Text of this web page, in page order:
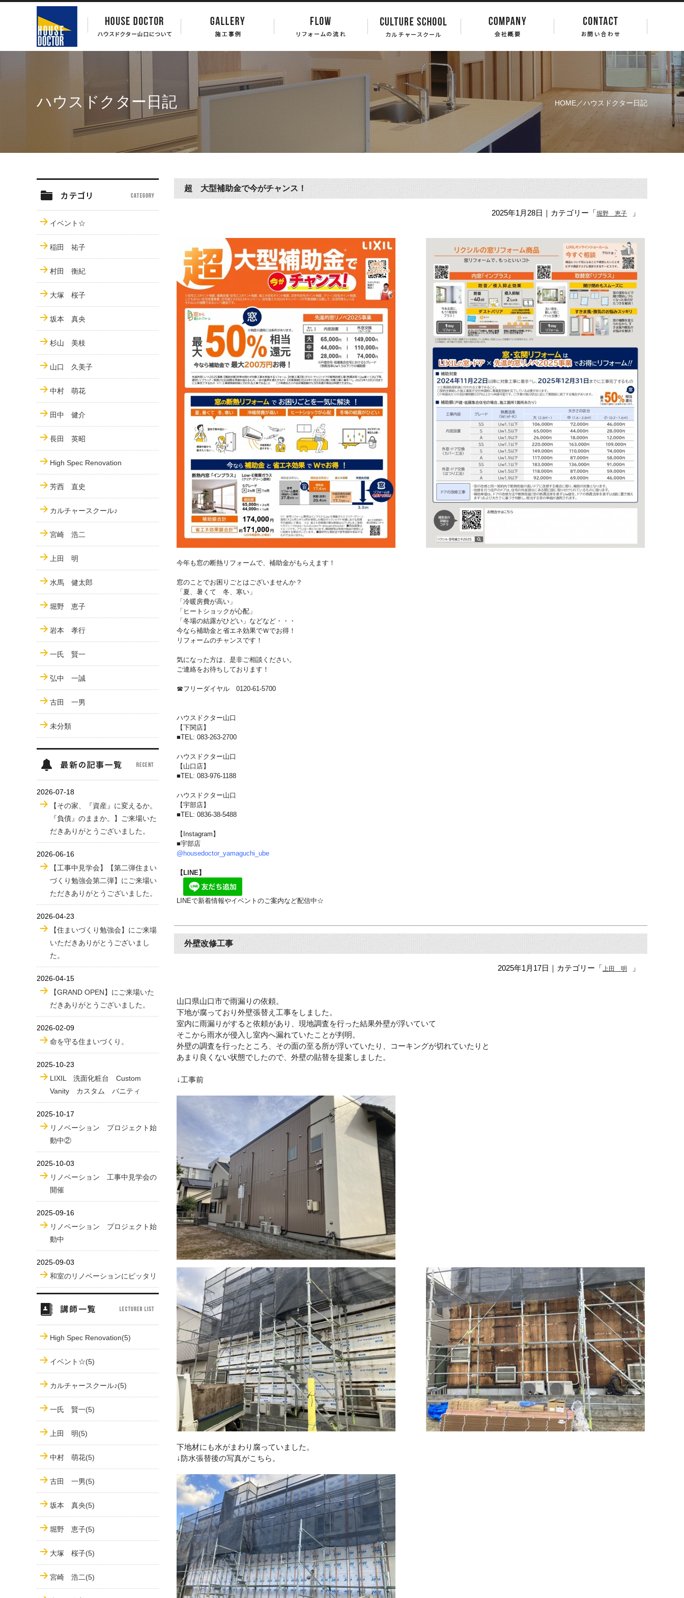
ハウスドクター日記 HOME／ハウスドクター日記
超 大型補助金で今がチャンス！
2025年1月28日 ｜カテゴリー「堀野 恵子 」
今年も窓の断熱リフォームで、補助金がもらえます！
窓のことでお困りごとはございませんか？
「夏、暑くて 冬、寒い」
「冷暖房費が高い」
「ヒートショックが心配」
「冬場の結露がひどい」などなど・・・
今なら補助金と省エネ効果でＷでお得！
リフォームのチャンスです！
気になった方は、是非ご相談ください。
ご連絡をお待ちしております！
☎フリーダイヤル 0120-61-5700
ハウスドクター山口
【下関店】
■TEL: 083-263-2700
ハウスドクター山口
【山口店】
■TEL: 083-976-1188
ハウスドクター山口
【宇部店】
■TEL: 0836-38-5488
【Instagram】
■宇部店
@housedoctor_yamaguchi_ube
【LINE】
LINEで新着情報やイベントのご案内など配信中☆
外壁改修工事
2025年1月17日 ｜カテゴリー「上田 明 」
山口県山口市で雨漏りの依頼。
下地が腐っており外壁張替え工事をしました。
室内に雨漏りがすると依頼があり、現地調査を行った結果外壁が浮いていて
そこから雨水が侵入し室内へ漏れていたことが判明。
外壁の調査を行ったところ、その面の至る所が浮いていたり、コーキングが切れていたりと
あまり良くない状態でしたので、外壁の貼替を提案しました。
↓工事前
下地材にも水がまわり腐っていました。
↓防水張替後の写真がこちら。
イベント☆
稲田 祐子
村田 衡紀
大塚 桜子
坂本 真央
杉山 美枝
山口 久美子
中村 萌花
田中 健介
長田 英昭
High Spec Renovation
芳西 直史
カルチャースクール♪
宮崎 浩二
上田 明
水馬 健太郎
堀野 恵子
岩本 孝行
一氏 賢一
弘中 一誠
古田 一男
未分類
2026-07-18
【その家、『資産』に変えるか。
『負債』のままか。】ご来場いた
だきありがとうございました。
2026-06-16
【工事中見学会】【第二弾住まい
づくり勉強会第二弾】にご来場い
ただきありがとうございました。
2026-04-23
【住まいづくり勉強会】にご来場
いただきありがとうございまし
た。
2026-04-15
【GRAND OPEN】にご来場いた
だきありがとうございました。
2026-02-09
命を守る住まいづくり。
2025-10-23
LIXIL 洗面化粧台 Custom
Vanity カスタム バニティ
2025-10-17
リノベーション プロジェクト始
動中②
2025-10-03
リノベーション 工事中見学会の
開催
2025-09-16
リノベーション プロジェクト始
動中
2025-09-03
和室のリノベーションにピッタリ
High Spec Renovation(5)
イベント☆(5)
カルチャースクール♪(5)
一氏 賢一(5)
上田 明(5)
中村 萌花(5)
古田 一男(5)
坂本 真央(5)
堀野 恵子(5)
大塚 桜子(5)
宮崎 浩二(5)